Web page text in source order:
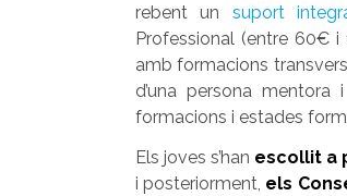
rebent un suport
Professional (entre 60€
amb formacions
d’una persona
formacions i estades
Els joves s’han escollit a
i posteriorment, els